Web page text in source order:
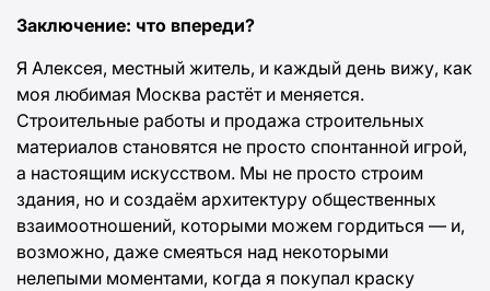
Заключение: что впереди?
Я Алексея, местный житель, и каждый день вижу, как
моя любимая Москва растёт и меняется.
Строительные работы и продажа строительных
материалов становятся не просто спонтанной игрой,
а настоящим искусством. Мы не просто строим
здания, но и создаём архитектуру общественных
взаимоотношений, которыми можем гордиться — и,
возможно, даже смеяться над некоторыми
нелепыми моментами, когда я покупал краску